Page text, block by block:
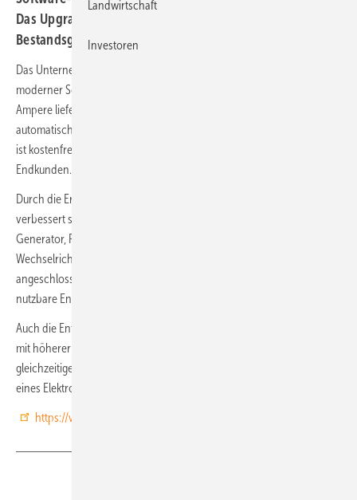
Das Upgrade erfolgt automatisch und betrifft Neu- sowie
Bestandsgeräte.
Das Unternehmen reagiert damit auf die steigende Stromstärke
moderner Solarmodule, die zunehmend Ströme zwischen 14 und 15
Ampere liefern. Das Upgrade für mehr Leistung wird durch ein
automatisches Update bereitgestellt und auf alle Geräte aufgespielt. Es
ist kostenfrei und erfordert keinen Eingriff durch Installateure oder
Endkunden.
Durch die Erhöhung des maximalen Eingangsstroms auf 15 Ampere
verbessert sich laut Kostal die Effizienz des Gesamtsystems aus
Generator, Plenticore Plus G2 und Hochvoltbatterie. Der
Wechselrichter kann den erzeugten Strom effizienter in die
angeschlossene Batterie leiten, was Ladezeiten verkürzt und die
nutzbare Energiemenge erhöht.
Auch die Entladeleistung wird optimiert: Energie aus der Batterie kann
mit höherer Leistung ins Hausnetz eingespeist werden, etwa beim
gleichzeitigen Betrieb mehrerer Großverbraucher oder beim Laden
eines Elektroautos. (nhp)
https://www.kostal-solar-electric.com
Landwirtschaft
Investoren